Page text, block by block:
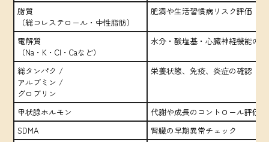
脂質
（総コレステロール・中性脂肪）
肥満や生活習慣病リスク評価
電解質
（Na・K・Cl・Caなど）
水分・酸塩基・心臓神経機能の
総タンパク /
アルブミン /
グロブリン
栄養状態、免疫、炎症の確認
甲状腺ホルモン
代謝や成長のコントロール評価
SDMA
腎臓の早期異常チェック